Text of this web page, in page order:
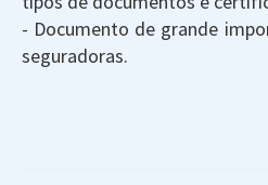
- Documento de grande
seguradoras.